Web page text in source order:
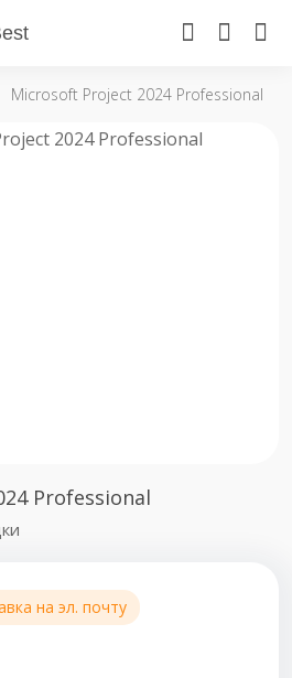
Microsoft Project 2024 Professional
Professional
на эл. почту